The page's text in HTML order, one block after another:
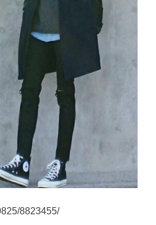
8823455/